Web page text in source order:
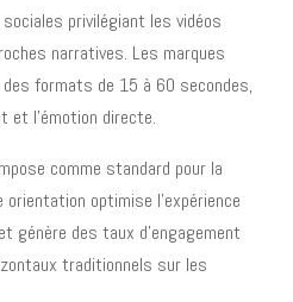
privilégiant les vidéos
narratives. Les marques
formats de 15 à 60 secondes,
et l'émotion directe.
comme standard pour la
orientation optimise l'expérience
génère des taux d'engagement
traditionnels sur les